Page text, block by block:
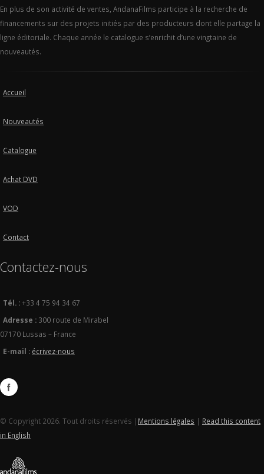
En plus de son activité de ventes, AndanaFilms participe à la recherche de
financements sur des projets initiés par des producteurs dont elle partage la
ligne éditoriale. Chaque année le catalogue s’enrichit d’une vingtaine de
nouveautés.
Accueil
Nouveautés
Catalogue
Achat DVD
VOD
Contact
Contactez-nous
Tél. :+33 4 75 94 34 67
Adresse : 300 route de Mirabel
07170 Lussas – France
E-mail : écrivez-nous
© Copyright 2026. Tout droits réservés | Mentions légales | Read this content
in English